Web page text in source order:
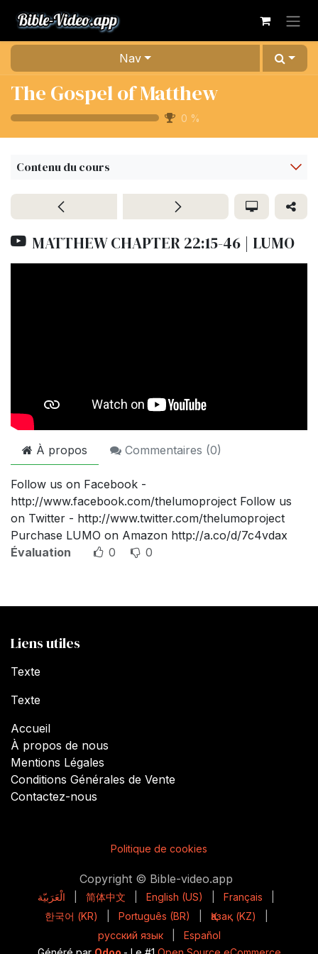
Nav
The Gospel of Matthew
0 %
Contenu du cours
MATTHEW CHAPTER 22:15-46 | LUMO
À propos Commentaires (0)
Follow us on Facebook -
http://www.facebook.com/thelumoproject Follow us
on Twitter - http://www.twitter.com/thelumoproject
Purchase LUMO on Amazon http://a.co/d/7c4vdax
Évaluation
0 0
Liens utiles
Texte
Texte
Accueil
À propos de nous
Mentions Légales
Conditions Générales de Vente
Contactez-nous
Politique de cookies
Copyright © Bible-video.app
الْعَرَبيّة 简体中文 English (US) Français
한국어 (KR)
Português (BR) Қазақ (KZ)
русский язык
Español